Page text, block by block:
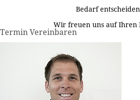
Bedarf
Wir freuen uns auf Ihren
Termin Vereinbaren